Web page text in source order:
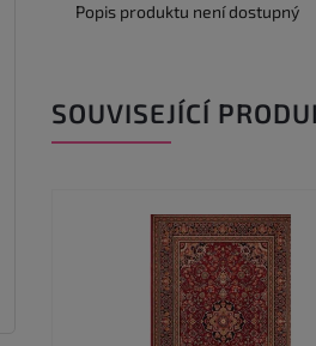
Popis produktu není dostupný
SOUVISEJÍCÍ